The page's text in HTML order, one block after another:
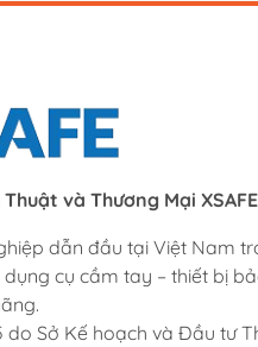
và Thương Mại XSAFE
dẫn đầu tại Việt Nam
cụ cầm tay – thiết bị
do Sở Kế hoạch và Đầu tư